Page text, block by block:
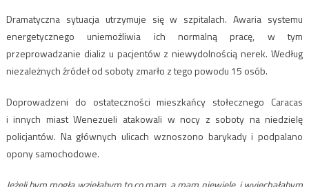
Dramatyczna sytuacja utrzymuje się w szpitalach. Awaria systemu
energetycznego uniemożliwia ich normalną pracę, w tym
przeprowadzanie dializ u pacjentów z niewydolnością nerek. Według
niezależnych źródeł od soboty zmarło z tego powodu 15 osób.
Doprowadzeni do ostateczności mieszkańcy stołecznego Caracas
i innych miast Wenezueli atakowali w nocy z soboty na niedzielę
policjantów. Na głównych ulicach wznoszono barykady i podpalano
opony samochodowe.